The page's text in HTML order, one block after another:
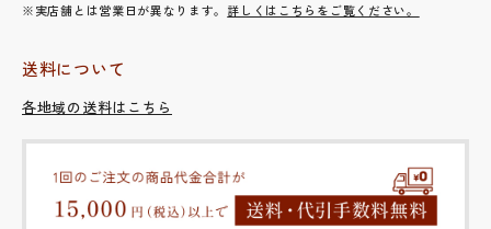
※実店舗とは営業日が異なります。 詳しくはこちらをご覧ください。
送料について
各地域の送料はこちら